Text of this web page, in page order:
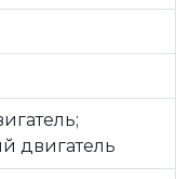
двигатель